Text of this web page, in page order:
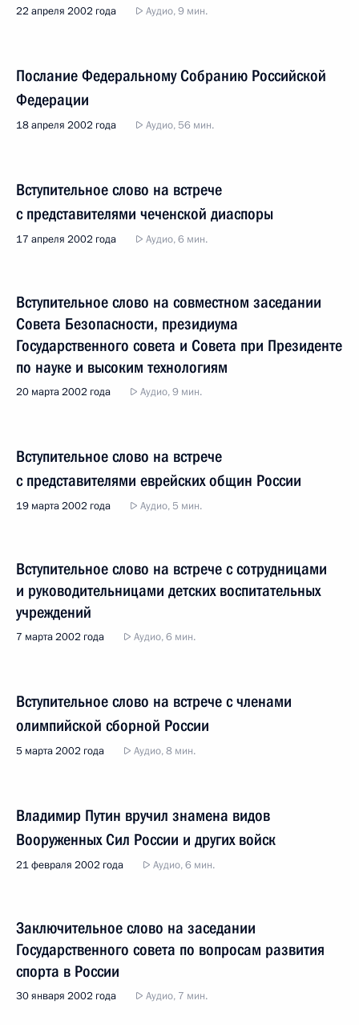
22 апреля 2002 года Аудио, 9 мин.
Послание Федеральному Собранию Российской
Федерации
18 апреля 2002 года Аудио, 56 мин.
Вступительное слово на встрече
с представителями чеченской диаспоры
17 апреля 2002 года Аудио, 6 мин.
Вступительное слово на совместном заседании
Совета Безопасности, президиума
Государственного совета и Совета при Президенте
по науке и высоким технологиям
20 марта 2002 года Аудио, 9 мин.
Вступительное слово на встрече
с представителями еврейских общин России
19 марта 2002 года Аудио, 5 мин.
Вступительное слово на встрече с сотрудницами
и руководительницами детских воспитательных
учреждений
7 марта 2002 года Аудио, 6 мин.
Вступительное слово на встрече с членами
олимпийской сборной России
5 марта 2002 года Аудио, 8 мин.
Владимир Путин вручил знамена видов
Вооруженных Сил России и других войск
21 февраля 2002 года Аудио, 6 мин.
Заключительное слово на заседании
Государственного совета по вопросам развития
спорта в России
30 января 2002 года Аудио, 7 мин.